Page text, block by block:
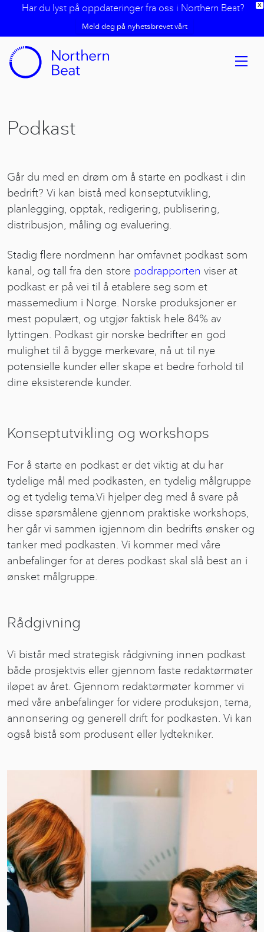
X
Har du lyst på oppdateringer fra oss i Northern Beat?
Meld deg på nyhetsbrevet vårt
Podkast
Går du med en drøm om å starte en podkast i din
bedrift? Vi kan bistå med konseptutvikling,
planlegging, opptak, redigering, publisering,
distribusjon, måling og evaluering.
Stadig flere nordmenn har omfavnet podkast som
kanal, og tall fra den store podrapporten viser at
podkast er på vei til å etablere seg som et
massemedium i Norge. Norske produksjoner er
mest populært, og utgjør faktisk hele 84% av
lyttingen. Podkast gir norske bedrifter en god
mulighet til å bygge merkevare, nå ut til nye
potensielle kunder eller skape et bedre forhold til
dine eksisterende kunder.
Konseptutvikling og workshops
For å starte en podkast er det viktig at du har
tydelige mål med podkasten, en tydelig målgruppe
og et tydelig tema.Vi hjelper deg med å svare på
disse spørsmålene gjennom praktiske workshops,
her går vi sammen igjennom din bedrifts ønsker og
tanker med podkasten. Vi kommer med våre
anbefalinger for at deres podkast skal slå best an i
ønsket målgruppe.
Rådgivning
Vi bistår med strategisk rådgivning innen podkast
både prosjektvis eller gjennom faste redaktørmøter
iløpet av året. Gjennom redaktørmøter kommer vi
med våre anbefalinger for videre produksjon, tema,
annonsering og generell drift for podkasten. Vi kan
også bistå som produsent eller lydtekniker.